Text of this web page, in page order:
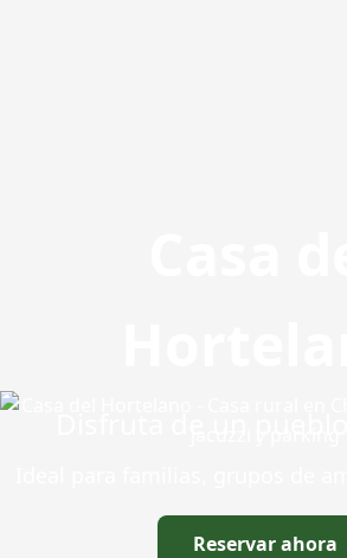
Reservar ahora